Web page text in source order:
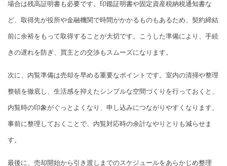
場合は残高証明書も必要です。印鑑証明書や固定資産税納税通知書な
ど、取得先が役所や金融機関で時間がかかるものもあるため、契約締結
前に余裕をもって取得することが大切です。こうした準備により、手続
きの遅れを防ぎ、買主との交渉もスムーズになります。
次に、内覧準備は売却を早める重要なポイントです。室内の清掃や整理
整頓を徹底し、生活感を抑えたシンプルな空間づくりを行っておくと、
内覧時の印象がぐっとよくなり、申し込みにつながりやすくなります。
事前に整理しておくことで、内覧対応時の余計なやりとりも減らせま
す。
最後に、売却開始から引き渡しまでのスケジュールをあらかじめ整理